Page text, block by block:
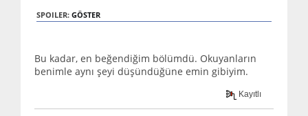
SPOILER: GÖSTER
Bu kadar, en beğendiğim bölümdü. Okuyanların
benimle aynı şeyi düşündüğüne emin gibiyim.
Kayıtlı